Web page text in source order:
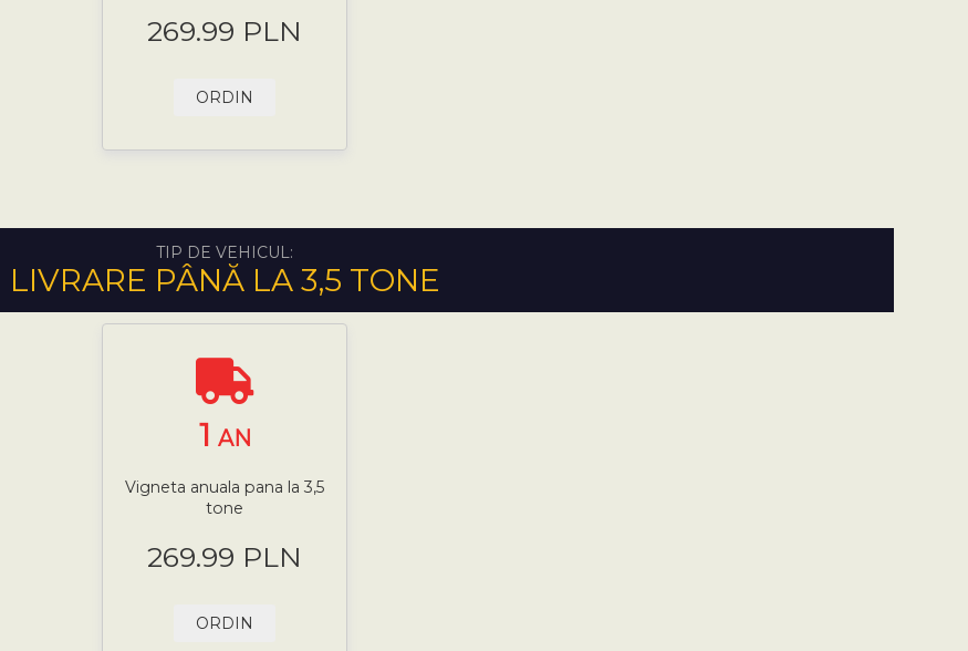
269.99 PLN
ORDIN
TIP DE VEHICUL:
LIVRARE PÂNĂ LA 3,5 TONE
1 AN
Vigneta anuala pana la 3,5
tone
269.99 PLN
ORDIN